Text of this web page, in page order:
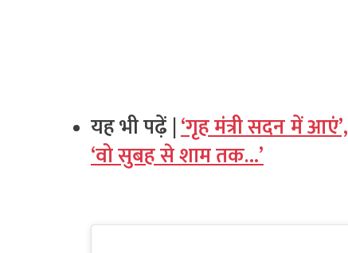
यह भी पढ़ें |‘गृह मंत्री सदन में
‘वो सुबह से शाम तक…’